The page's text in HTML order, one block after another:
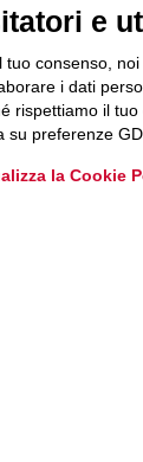
e
tuo consenso,
i dati
rispettiamo il
su preferenze
la Cookie